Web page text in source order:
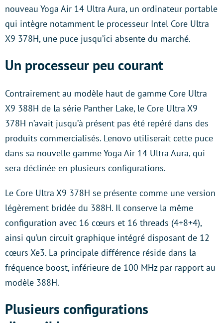
nouveau Yoga Air 14 Ultra Aura, un ordinateur portable
qui intègre notamment le processeur Intel Core Ultra
X9 378H, une puce jusqu’ici absente du marché.
Un processeur peu courant
Contrairement au modèle haut de gamme Core Ultra
X9 388H de la série Panther Lake, le Core Ultra X9
378H n’avait jusqu’à présent pas été repéré dans des
produits commercialisés. Lenovo utiliserait cette puce
dans sa nouvelle gamme Yoga Air 14 Ultra Aura, qui
sera déclinée en plusieurs configurations.
Le Core Ultra X9 378H se présente comme une version
légèrement bridée du 388H. Il conserve la même
configuration avec 16 cœurs et 16 threads (4+8+4),
ainsi qu’un circuit graphique intégré disposant de 12
cœurs Xe3. La principale différence réside dans la
fréquence boost, inférieure de 100 MHz par rapport au
modèle 388H.
Plusieurs configurations